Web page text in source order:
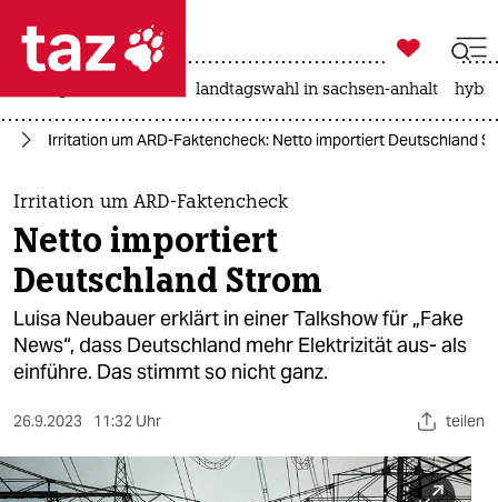
 taz zahl ich
taz zahl ich
themen
politik
öko
gesellschaft
sport

taz zahl ich
landtagswahl in sachsen-anhalt
Irritation um ARD-Faktencheck: Netto importiert Deutschland
Irritation um ARD-Faktencheck
Netto importiert
Deutschland Strom
Luisa Neubauer erklärt in einer Talkshow für „Fake
News“, dass Deutschland mehr Elektrizität aus- als
einführe. Das stimmt so nicht ganz.
26.9.2023 11:32 Uhr teilen